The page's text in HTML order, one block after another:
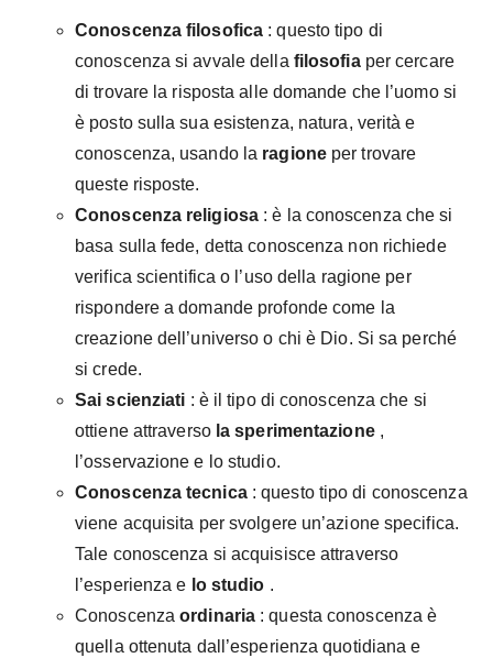
Conoscenza filosofica : questo tipo di
conoscenza si avvale della filosofiaper cercare
di trovare la risposta alle domande che l’uomo si
è posto sulla sua esistenza, natura, verità e
conoscenza, usando la ragioneper trovare
queste risposte.
Conoscenza religiosa : è la conoscenza che si
basa sulla fede, detta conoscenza non richiede
verifica scientifica o l’uso della ragione per
rispondere a domande profonde come la
creazione dell’universo o chi è Dio. Si sa perché
si crede.
Sai scienziati : è il tipo di conoscenza che si
ottiene attraverso la sperimentazione,
l’osservazione e lo studio.
Conoscenza tecnica: questo tipo di conoscenza
viene acquisita per svolgere un’azione specifica.
Tale conoscenza si acquisisce attraverso
l’esperienza e lo studio .
Conoscenzaordinaria : questa conoscenza è
quella ottenuta dall’esperienza quotidiana e